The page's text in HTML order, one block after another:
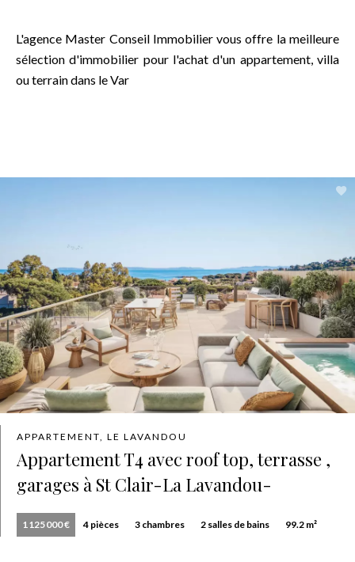
L'agence Master Conseil Immobilier vous offre la meilleure
sélection d'immobilier pour l'achat d'un appartement, villa
ou terrain dans le Var
APPARTEMENT, LE LAVANDOU
Appartement T4 avec roof top, terrasse ,
garages à St Clair-La Lavandou-
1 125 000 € 4 pièces 3 chambres 2 salles de bains 99.2 m²